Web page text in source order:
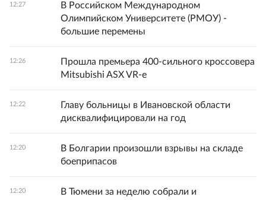
12:27
В Российском Международном
Олимпийском Университете (РМОУ) -
большие перемены
12:26
Прошла премьера 400-сильного кроссовера
Mitsubishi ASX VR-e
12:22
Главу больницы в Ивановской области
дисквалифицировали на год
12:20
В Болгарии произошли взрывы на складе
боеприпасов
12:20 В Тюмени за неделю собрали и